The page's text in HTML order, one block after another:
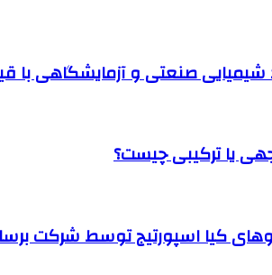
شیمیایی صنعتی و آزمایشگاهی با
یا ترکیبی چیست؟
کیا اسپورتیج توسط شرکت